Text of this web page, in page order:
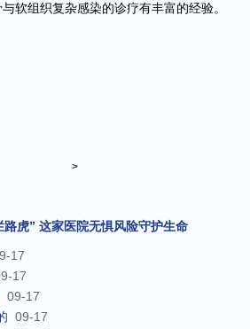
软组织复杂感染的诊疗有丰富的经验。
>
虎” 这家医院无惧风险守护生命
17
17
09-17
09-17